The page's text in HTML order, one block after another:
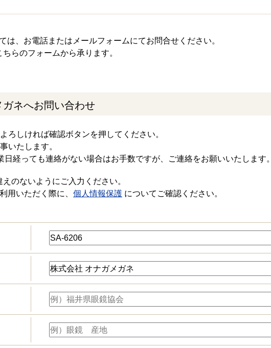
は、お電話またはメールフォームにてお問合せください。
らのフォームから承ります。
ネへお問い合わせ
ろしければ確認ボタンを押してください。
いたします。
日経っても連絡がない場合はお手数ですが、ご連絡をお願いいたします。
えのないようにご入力ください。
用いただく際に、 個人情報保護 についてご確認ください。